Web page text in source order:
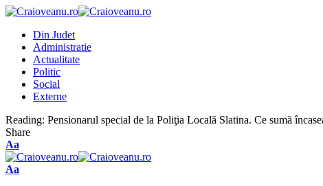
Din Judet
Administratie
Actualitate
Politic
Social
Externe
Reading: Pensionarul special de la Poliţia Locală Slatina. Ce sumă
Share
Aa
Aa